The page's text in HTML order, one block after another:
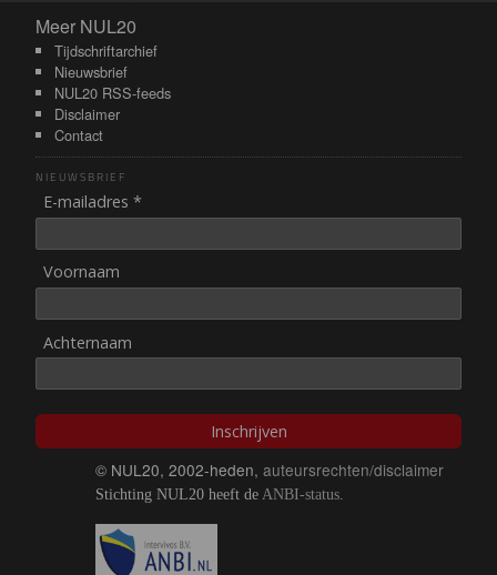
Meer NUL20
Meer NUL20
Tijdschriftarchief
Nieuwsbrief
NUL20 RSS-feeds
Disclaimer
Contact
NIEUWSBRIEF
E-mailadres *
Voornaam
Achternaam
Inschrijven
© NUL20, 2002-heden, auteursrechten/disclaimer
Stichting NUL20 heeft de ANBI-status.
Image